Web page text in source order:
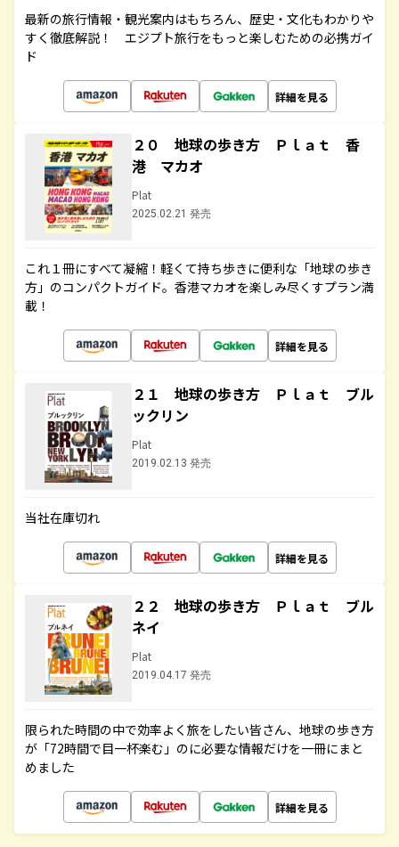
最新の旅行情報・観光案内はもちろん、歴史・文化もわかりや
すく徹底解説！ エジプト旅行をもっと楽しむための必携ガイ
ド
詳細を見る
２０ 地球の歩き方 Ｐｌａｔ 香
港 マカオ
Plat
2025.02.21 発売
これ１冊にすべて凝縮！軽くて持ち歩きに便利な「地球の歩き
方」のコンパクトガイド。香港マカオを楽しみ尽くすプラン満
載！
詳細を見る
２１ 地球の歩き方 Ｐｌａｔ ブル
ックリン
Plat
2019.02.13 発売
当社在庫切れ
詳細を見る
２２ 地球の歩き方 Ｐｌａｔ ブル
ネイ
Plat
2019.04.17 発売
限られた時間の中で効率よく旅をしたい皆さん、地球の歩き方
が「72時間で目一杯楽む」のに必要な情報だけを一冊にまと
めました
詳細を見る